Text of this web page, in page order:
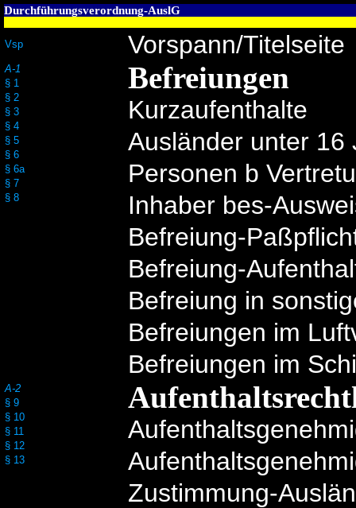
Durchführungsverordnung-AuslG
Vsp Vorspann/Titelseite
A-1
§ 1
§ 2
§ 3
§ 4
§ 5
§ 6
§ 6a
§ 7
§ 8
Befreiungen
Kurzaufenthalte
Ausländer unter 16
Personen b
Inhaber bes-
Befreiung-
Befreiung-
Befreiung in
Befreiungen im
Befreiungen im
A-2
§ 9
§ 10
§ 11
§ 12
§ 13
Zustimmung-